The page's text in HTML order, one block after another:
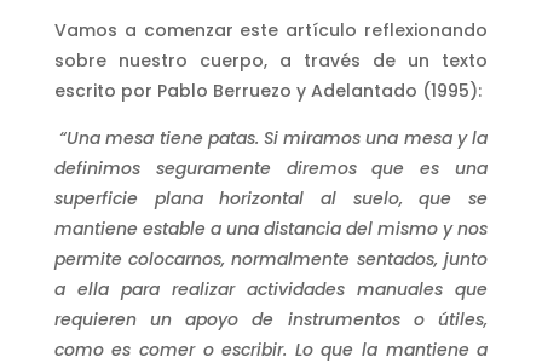
Vamos a comenzar este artículo reflexionando
sobre nuestro cuerpo, a través de un texto
escrito por Pablo Berruezo y Adelantado (1995):
“Una mesa tiene patas. Si miramos una mesa y la
definimos seguramente diremos que es una
superficie plana horizontal al suelo, que se
mantiene estable a una distancia del mismo y nos
permite colocarnos, normalmente sentados, junto
a ella para realizar actividades manuales que
requieren un apoyo de instrumentos o útiles,
como es comer o escribir. Lo que la mantiene a